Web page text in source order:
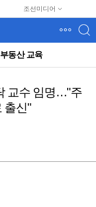
조선미디어
부동산 교육
교수 임명…"주
출신"